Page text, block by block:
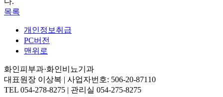
목록
개인정보취급
PC버전
맨위로
화인피부과·화인비뇨기과
대표원장 이상복 | 사업자번호: 506-20-87110
TEL 054-278-8275 | 관리실 054-275-8275